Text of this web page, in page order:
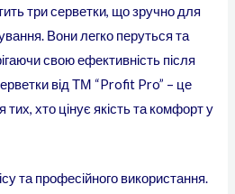
три серветки, що зручно для
Вони легко перуться та
свою ефективність після
від ТМ “Profit Pro” – це
хто цінує якість та комфорт у
та професійного використання.